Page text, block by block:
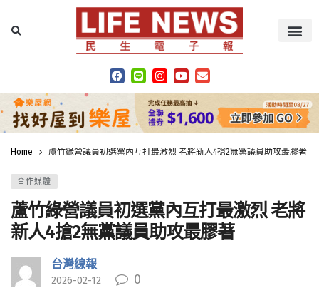
Home 蘆竹綠營議員初選黨內互打最激烈 老將新人4搶2無黨議員助攻最膠著
合作媒體
蘆竹綠營議員初選黨內互打最激烈 老將
新人4搶2無黨議員助攻最膠著
台灣線報
2026-02-12 0